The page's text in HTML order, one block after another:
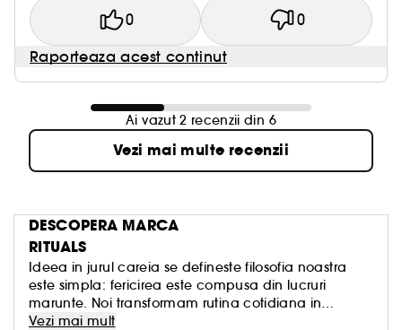
0 0
Raporteaza acest continut
Ai vazut 2 recenzii din 6
Vezi mai multe recenzii
DESCOPERA MARCA
RITUALS
Ideea in jurul careia se defineste filosofia noastra
este simpla: fericirea este compusa din lucruri
marunte. Noi transformam rutina cotidiana in
momente de pura placere datorita acestor produse
Vezi mai mult